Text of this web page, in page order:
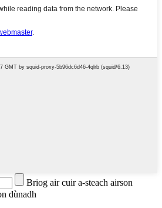
Briog air cuir a-steach airson
dùnadh